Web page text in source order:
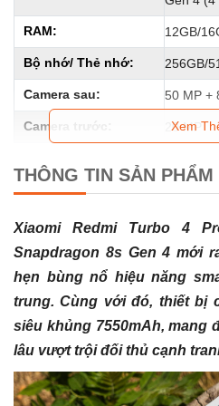
RAM: 12GB/
Bộ nhớ/ Thẻ nhớ: 256GB/
Camera sau: 50 MP +
Camera trước: 20 MP
Pin: 7550
Màu sắc:
Black,
GPU: Adreno
Ngày ra mắt: 24/04/
Hệ điều hành: Android
Mạng/ Băng tần:
GSM /
Xem
THÔNG TIN SẢN PHẨM
Xiaomi Redmi Turbo 4
Snapdragon 8s Gen 4 mới
hẹn bùng nổ hiệu năng
trung. Cùng với đó, thiết bị
siêu khủng 7550mAh, mang
lâu vượt trội đối thủ cạnh